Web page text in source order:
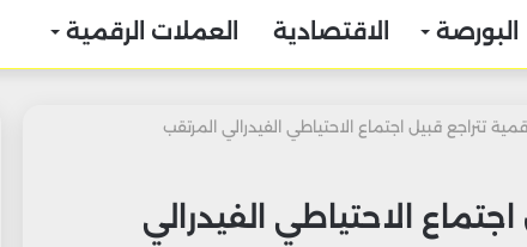
البورصة الاقتصادية العملات الرقمية
تتراجع قبيل اجتماع الاحتياطي الفيدرالي المرتقب
الاحتياطي الفيدرالي